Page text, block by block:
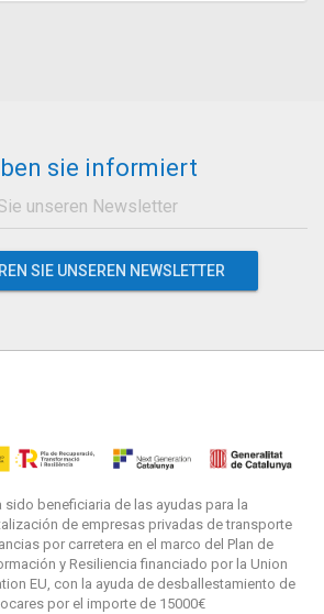
sie informiert
SIE UNSEREN NEWSLETTER
sido beneficiaria de las ayudas para la
de empresas privadas de transporte
por carretera en el marco del Plan de
y Resiliencia financiado por la Union
EU, con la ayuda de desballestamiento de
por el importe de 15000€